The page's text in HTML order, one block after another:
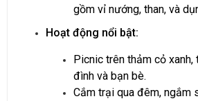
gồm vỉ nướng, than, và
Hoạt động nổi bật:
Picnic trên thảm cỏ xanh,
đình và bạn bè.
Cắm trại qua đêm, ngắm